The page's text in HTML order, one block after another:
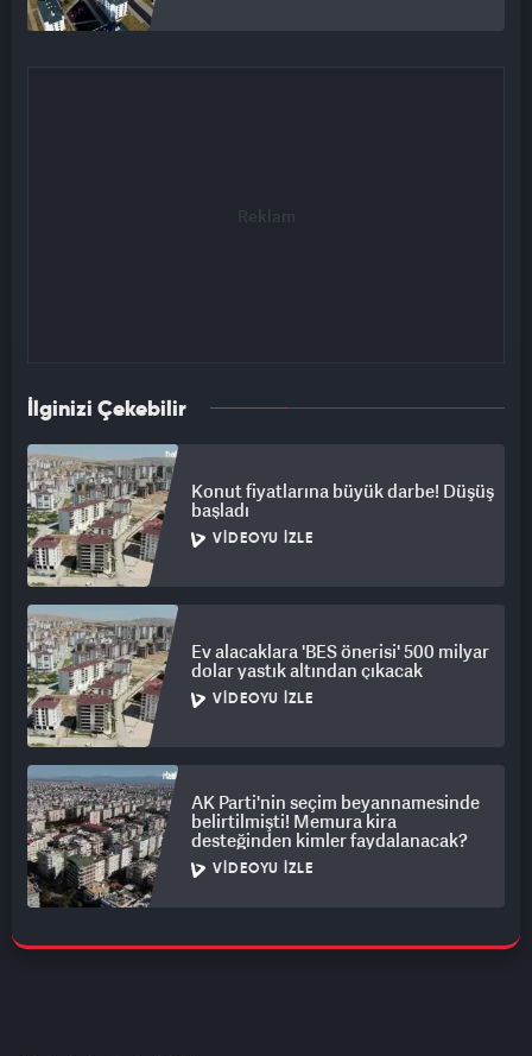
İlginizi Çekebilir
Konut fiyatlarına büyük darbe! Düşüş
başladı
VIDEOYU İZLE
Ev alacaklara 'BES önerisi' 500 milyar
dolar yastık altından çıkacak
VIDEOYU İZLE
AK Parti'nin seçim beyannamesinde
belirtilmişti! Memura kira
desteğinden kimler faydalanacak?
VIDEOYU İZLE